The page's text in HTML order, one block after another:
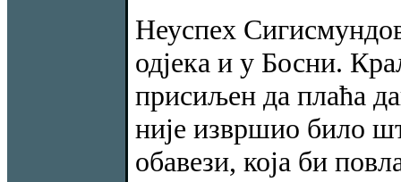
Неуспех
одјека и у Босни.
присиљен да плаћа
није извршио било
обавези, која би